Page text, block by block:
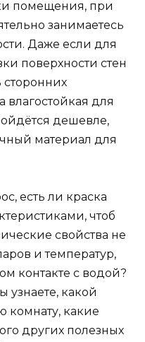
помещения, при
занимаетесь
Даже если для
поверхности стен
влагостойкая для
дешевле,
материал для
есть ли краска
чтоб
свойства не
и температур,
контакте с водой?
узнаете, какой
комнату, какие
других полезных